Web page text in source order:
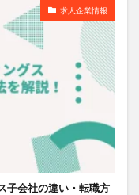
求人企業情報
子会社の違い・転職方